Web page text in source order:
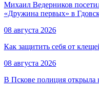
Михаил Ведерников
«Дружина первых» в
08 августа 2026
Как защитить себя от
08 августа 2026
В Пскове полиция открыла